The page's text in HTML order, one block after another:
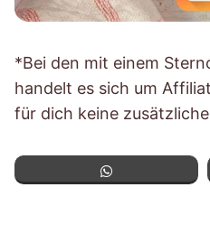
*Bei den mit einem
handelt es sich um
für dich keine